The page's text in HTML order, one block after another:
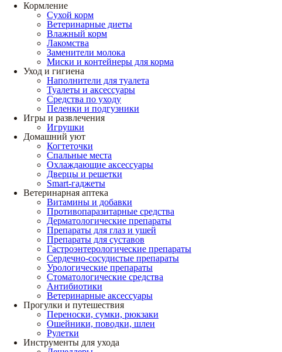
Кормление
Сухой корм
Ветеринарные диеты
Влажный корм
Лакомства
Заменители молока
Миски и контейнеры для корма
Уход и гигиена
Наполнители для туалета
Туалеты и аксессуары
Средства по уходу
Пеленки и подгузники
Игры и развлечения
Игрушки
Домашний уют
Когтеточки
Спальные места
Охлаждающие аксессуары
Дверцы и решетки
Smart-гаджеты
Ветеринарная аптека
Витамины и добавки
Противопаразитарные средства
Дерматологические препараты
Препараты для глаз и ушей
Препараты для суставов
Гастроэнтерологические препараты
Сердечно-сосудистые препараты
Урологические препараты
Стоматологические средства
Антибиотики
Ветеринарные аксессуары
Прогулки и путешествия
Переноски, сумки, рюкзаки
Ошейники, поводки, шлеи
Рулетки
Инструменты для ухода